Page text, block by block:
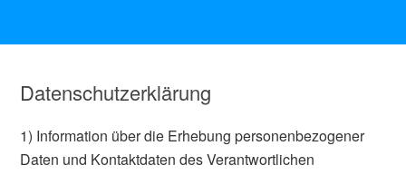
Datenschutzerklärung
1) Information über die Erhebung personenbezogener
Daten und Kontaktdaten des Verantwortlichen